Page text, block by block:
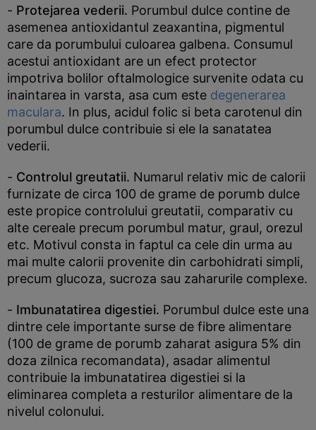
- Protejarea vederii. Porumbul dulce contine de
asemenea antioxidantul zeaxantina, pigmentul
care da porumbului culoarea galbena. Consumul
acestui antioxidant are un efect protector
impotriva bolilor oftalmologice survenite odata cu
inaintarea in varsta, asa cum este degenerarea
maculara. In plus, acidul folic si beta carotenul din
porumbul dulce contribuie si ele la sanatatea
vederii.
- Controlul greutatii. Numarul relativ mic de calorii
furnizate de circa 100 de grame de porumb dulce
este propice controlului greutatii, comparativ cu
alte cereale precum porumbul matur, graul, orezul
etc. Motivul consta in faptul ca cele din urma au
mai multe calorii provenite din carbohidrati simpli,
precum glucoza, sucroza sau zaharurile complexe.
- Imbunatatirea digestiei. Porumbul dulce este una
dintre cele importante surse de fibre alimentare
(100 de grame de porumb zaharat asigura 5% din
doza zilnica recomandata), asadar alimentul
contribuie la imbunatatirea digestiei si la
eliminarea completa a resturilor alimentare de la
nivelul colonului.